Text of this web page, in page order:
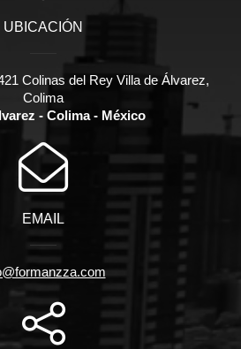
UBICACIÓN
Colinas del Rey Villa de Álvarez,
Colima
- Colima - México
EMAIL